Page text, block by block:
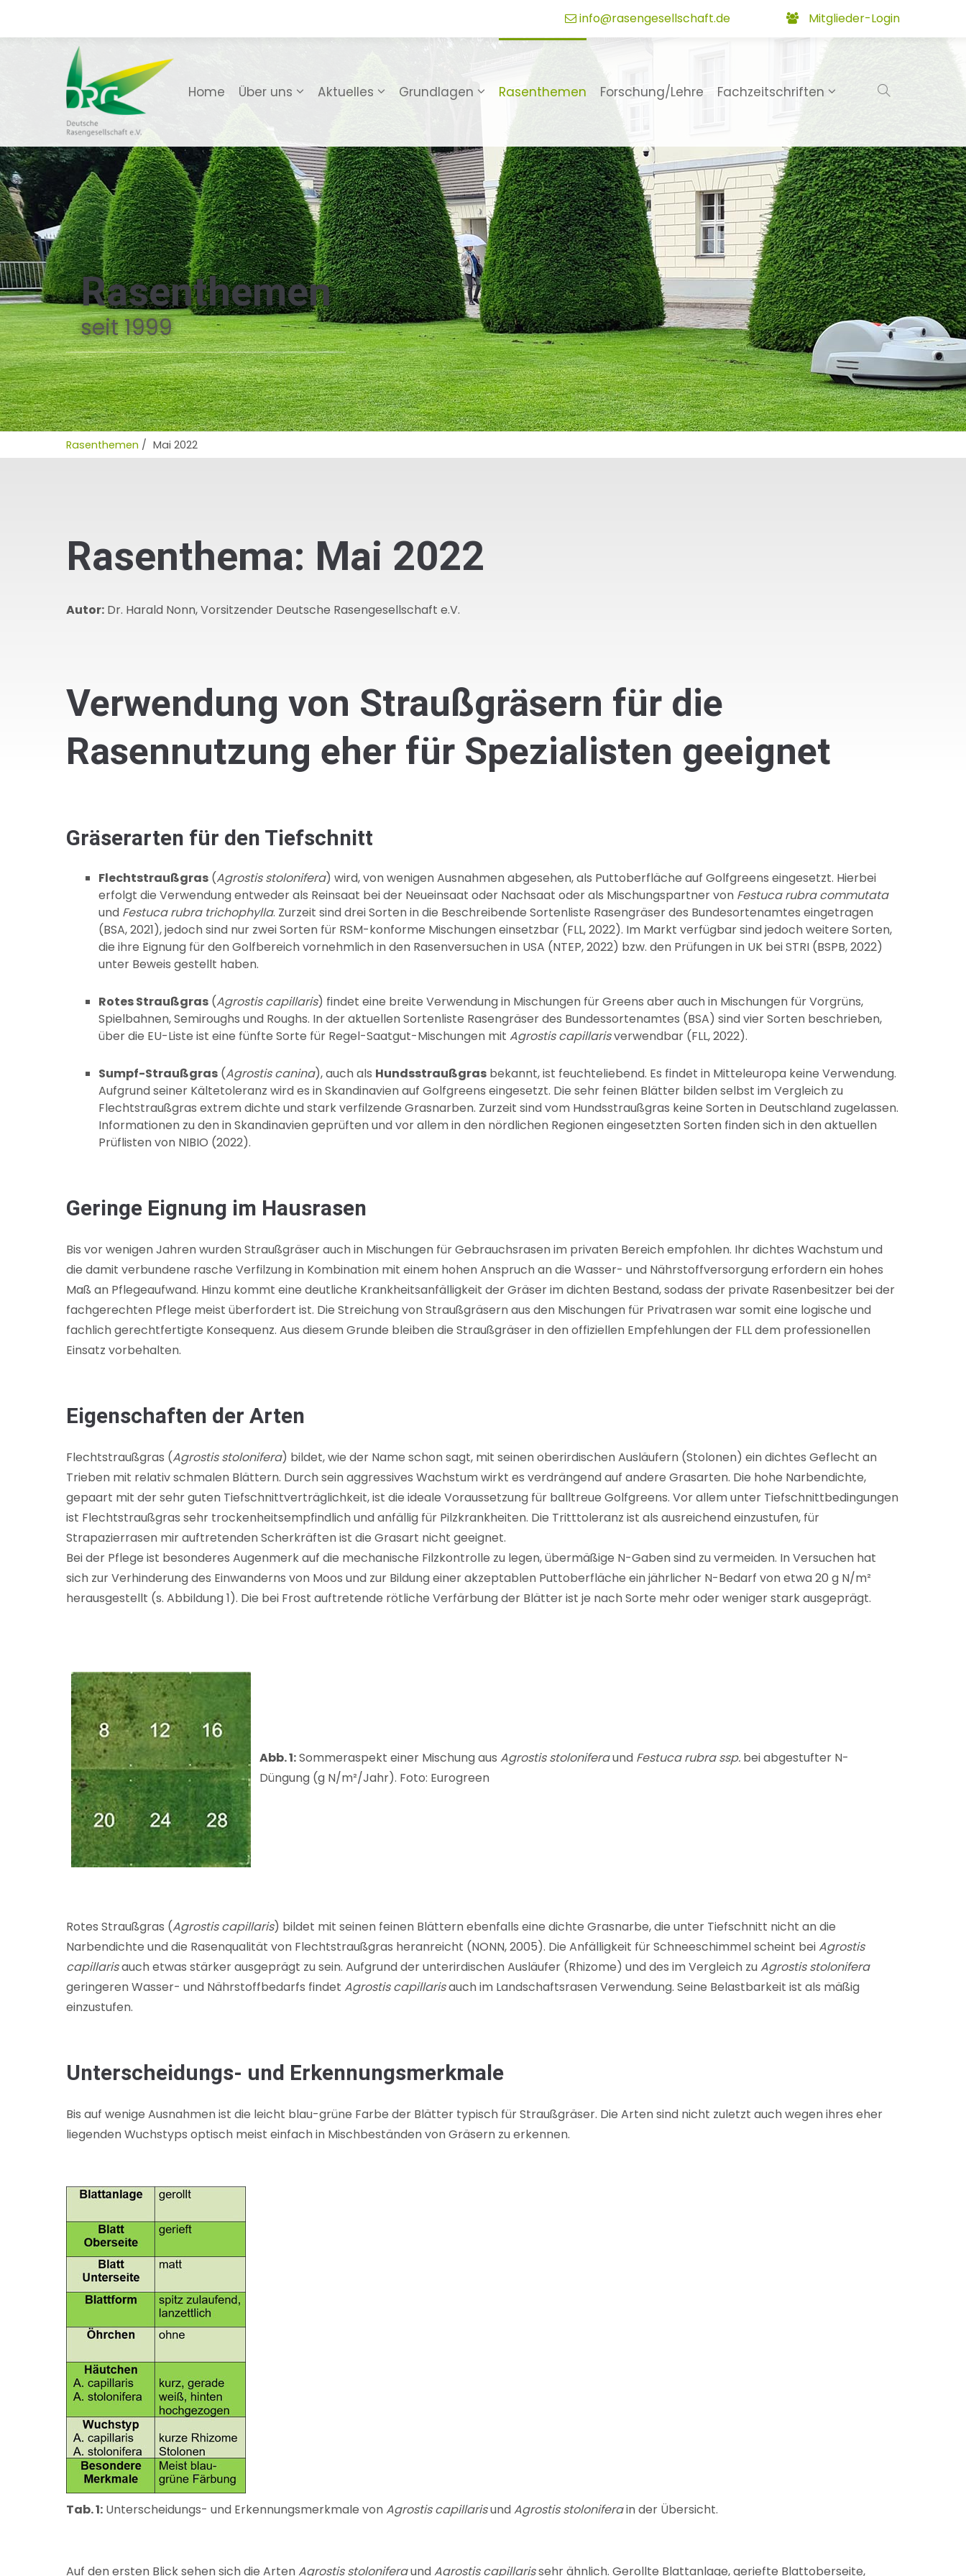
info@rasengesellschaft.de Mitglieder-Login
Home Über uns Aktuelles Grundlagen Rasenthemen Forschung/Lehre Fachzeitschriften
Rasenthemen
seit 1999
Rasenthemen / Mai 2022
Rasenthema: Mai 2022
Autor: Dr. Harald Nonn, Vorsitzender Deutsche Rasengesellschaft e.V.
Verwendung von Straußgräsern für die
Rasennutzung eher für Spezialisten geeignet
Gräserarten für den Tiefschnitt
Flechtstraußgras (Agrostis stolonifera) wird, von wenigen Ausnahmen abgesehen, als Puttoberfläche auf Golfgreens eingesetzt. Hierbei
erfolgt die Verwendung entweder als Reinsaat bei der Neueinsaat oder Nachsaat oder als Mischungspartner von Festuca rubra commutata
und Festuca rubra trichophylla. Zurzeit sind drei Sorten in die Beschreibende Sortenliste Rasengräser des Bundesortenamtes eingetragen
(BSA, 2021), jedoch sind nur zwei Sorten für RSM-konforme Mischungen einsetzbar (FLL, 2022). Im Markt verfügbar sind jedoch weitere Sorten,
die ihre Eignung für den Golfbereich vornehmlich in den Rasenversuchen in USA (NTEP, 2022) bzw. den Prüfungen in UK bei STRI (BSPB, 2022)
unter Beweis gestellt haben.
Rotes Straußgras (Agrostis capillaris) findet eine breite Verwendung in Mischungen für Greens aber auch in Mischungen für Vorgrüns,
Spielbahnen, Semiroughs und Roughs. In der aktuellen Sortenliste Rasengräser des Bundessortenamtes (BSA) sind vier Sorten beschrieben,
über die EU-Liste ist eine fünfte Sorte für Regel-Saatgut-Mischungen mit Agrostis capillarisverwendbar (FLL, 2022).
Sumpf-Straußgras (Agrostis canina), auch als Hundsstraußgras bekannt, ist feuchteliebend. Es findet in Mitteleuropa keine Verwendung.
Aufgrund seiner Kältetoleranz wird es in Skandinavien auf Golfgreens eingesetzt. Die sehr feinen Blätter bilden selbst im Vergleich zu
Flechtstraußgras extrem dichte und stark verfilzende Grasnarben. Zurzeit sind vom Hundsstraußgras keine Sorten in Deutschland zugelassen.
Informationen zu den in Skandinavien geprüften und vor allem in den nördlichen Regionen eingesetzten Sorten finden sich in den aktuellen
Prüflisten von NIBIO (2022).
Geringe Eignung im Hausrasen
Bis vor wenigen Jahren wurden Straußgräser auch in Mischungen für Gebrauchsrasen im privaten Bereich empfohlen. Ihr dichtes Wachstum und
die damit verbundene rasche Verfilzung in Kombination mit einem hohen Anspruch an die Wasser- und Nährstoffversorgung erfordern ein hohes
Maß an Pflegeaufwand. Hinzu kommt eine deutliche Krankheitsanfälligkeit der Gräser im dichten Bestand, sodass der private Rasenbesitzer bei der
fachgerechten Pflege meist überfordert ist. Die Streichung von Straußgräsern aus den Mischungen für Privatrasen war somit eine logische und
fachlich gerechtfertigte Konsequenz. Aus diesem Grunde bleiben die Straußgräser in den offiziellen Empfehlungen der FLL dem professionellen
Einsatz vorbehalten.
Eigenschaften der Arten
Flechtstraußgras (Agrostis stolonifera) bildet, wie der Name schon sagt, mit seinen oberirdischen Ausläufern (Stolonen) ein dichtes Geflecht an
Trieben mit relativ schmalen Blättern. Durch sein aggressives Wachstum wirkt es verdrängend auf andere Grasarten. Die hohe Narbendichte,
gepaart mit der sehr guten Tiefschnittverträglichkeit, ist die ideale Voraussetzung für balltreue Golfgreens. Vor allem unter Tiefschnittbedingungen
ist Flechtstraußgras sehr trockenheitsempfindlich und anfällig für Pilzkrankheiten. Die Tritttoleranz ist als ausreichend einzustufen, für
Strapazierrasen mir auftretenden Scherkräften ist die Grasart nicht geeignet.
Bei der Pflege ist besonderes Augenmerk auf die mechanische Filzkontrolle zu legen, übermäßige N-Gaben sind zu vermeiden. In Versuchen hat
sich zur Verhinderung des Einwanderns von Moos und zur Bildung einer akzeptablen Puttoberfläche ein jährlicher N-Bedarf von etwa 20 g N/m²
herausgestellt (s. Abbildung 1). Die bei Frost auftretende rötliche Verfärbung der Blätter ist je nach Sorte mehr oder weniger stark ausgeprägt.
Abb. 1:Sommeraspekt einer Mischung aus Agrostis stoloniferaund Festuca rubra ssp. bei abgestufter N-
Düngung (g N/m²/Jahr). Foto: Eurogreen
Rotes Straußgras (Agrostis capillaris) bildet mit seinen feinen Blättern ebenfalls eine dichte Grasnarbe, die unter Tiefschnitt nicht an die
Narbendichte und die Rasenqualität von Flechtstraußgras heranreicht (NONN, 2005). Die Anfälligkeit für Schneeschimmel scheint beiAgrostis
capillarisauch etwas stärker ausgeprägt zu sein. Aufgrund der unterirdischen Ausläufer (Rhizome) und des im Vergleich zuAgrostis stolonifera
geringeren Wasser- und Nährstoffbedarfs findet Agrostis capillarisauch im Landschaftsrasen Verwendung. Seine Belastbarkeit ist als mäßig
einzustufen.
Unterscheidungs- und Erkennungsmerkmale
Bis auf wenige Ausnahmen ist die leicht blau-grüne Farbe der Blätter typisch für Straußgräser. Die Arten sind nicht zuletzt auch wegen ihres eher
liegenden Wuchstyps optisch meist einfach in Mischbeständen von Gräsern zu erkennen.
Tab. 1: Unterscheidungs- und Erkennungsmerkmale vonAgrostis capillarisundAgrostis stoloniferain der Übersicht.
Auf den ersten Blick sehen sich die ArtenAgrostis stoloniferaundAgrostis capillarissehr ähnlich. Gerollte Blattanlage, geriefte Blattoberseite,